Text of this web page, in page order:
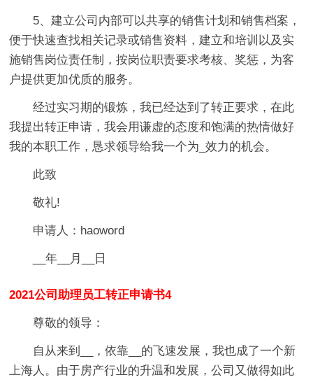
5、建立公司内部可以共享的销售计划和销售档案，
便于快速查找相关记录或销售资料，建立和培训以及实
施销售岗位责任制，按岗位职责要求考核、奖惩，为客
户提供更加优质的服务。
经过实习期的锻炼，我已经达到了转正要求，在此
我提出转正申请，我会用谦虚的态度和饱满的热情做好
我的本职工作，恳求领导给我一个为_效力的机会。
此致
敬礼!
申请人：haoword
__年__月__日
2021公司助理员工转正申请书4
尊敬的领导：
自从来到__，依靠__的飞速发展，我也成了一个新
上海人。由于房产行业的升温和发展，公司又做得如此